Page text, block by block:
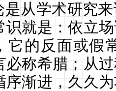
是从学术研究
识就是：依立
它的反面或假
必称希腊；从
序渐进，久久